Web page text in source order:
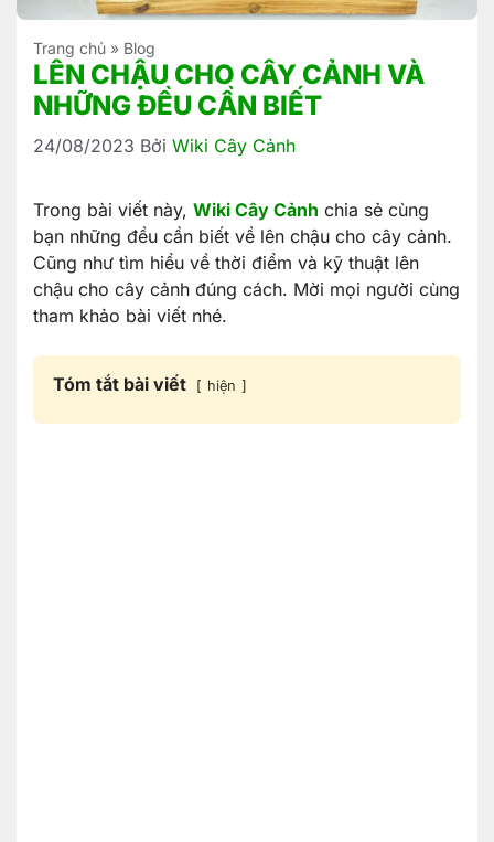
Trang chủ » Blog
LÊN CHẬU CHO CÂY CẢNH VÀ
NHỮNG ĐỀU CẦN BIẾT
24/08/2023 Bởi Wiki Cây Cảnh
Trong bài viết này, Wiki Cây Cảnh chia sẻ cùng
bạn những đều cần biết về lên chậu cho cây cảnh.
Cũng như tìm hiểu về thời điểm và kỹ thuật lên
chậu cho cây cảnh đúng cách. Mời mọi người cùng
tham khảo bài viết nhé.
Tóm tắt bài viết hiện